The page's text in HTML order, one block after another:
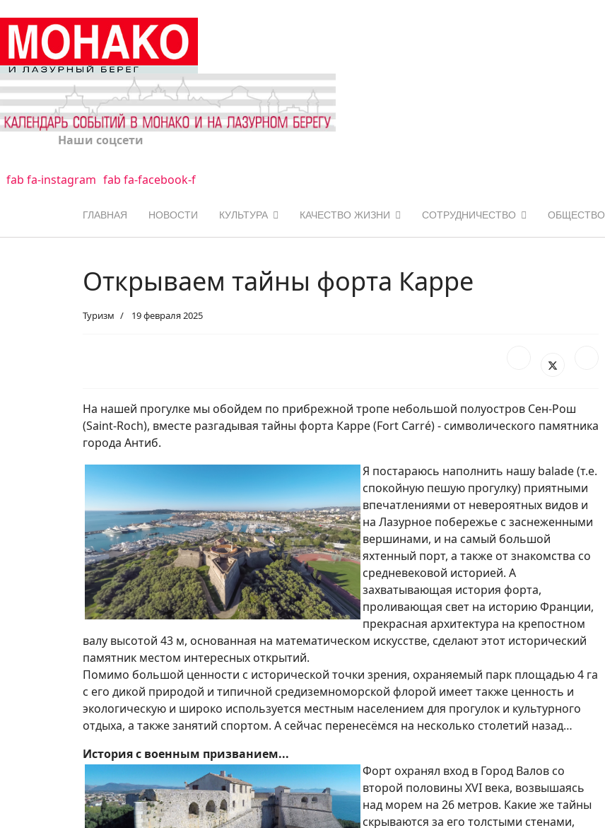
Наши соцсети
fab fa-instagram fab fa-facebook-f
ГЛАВНАЯ НОВОСТИ КУЛЬТУРА КАЧЕСТВО ЖИЗНИ СОТРУДНИЧЕСТВО ОБЩЕСТВО
Открываем тайны форта Карре
Туризм 19 февраля 2025
На нашей прогулке мы обойдем по прибрежной тропе небольшой полуостров Сен-Рош
(Saint-Roch), вместе разгадывая тайны форта Карре (Fort Carré) - символического памятника
города Антиб.
Я постараюсь наполнить нашу balade (т.е.
спокойную пешую прогулку) приятными
впечатлениями от невероятных видов и
на Лазурное побережье с заснеженными
вершинами, и на самый большой
яхтенный порт, а также от знакомства со
средневековой историей. А
захватывающая история форта,
проливающая свет на историю Франции,
прекрасная архитектура на крепостном
валу высотой 43 м, основанная на математическом искусстве, сделают этот исторический
памятник местом интересных открытий.
Помимо большой ценности с исторической точки зрения, охраняемый парк площадью 4 га
с его дикой природой и типичной средиземноморской флорой имеет также ценность и
экологическую и широко используется местным населением для прогулок и культурного
отдыха, а также занятий спортом. А сейчас перенесёмся на несколько столетий назад…
История с военным призванием...
Форт охранял вход в Город Валов со
второй половины XVI века, возвышаясь
над морем на 26 метров. Какие же тайны
скрываются за его толстыми стенами,